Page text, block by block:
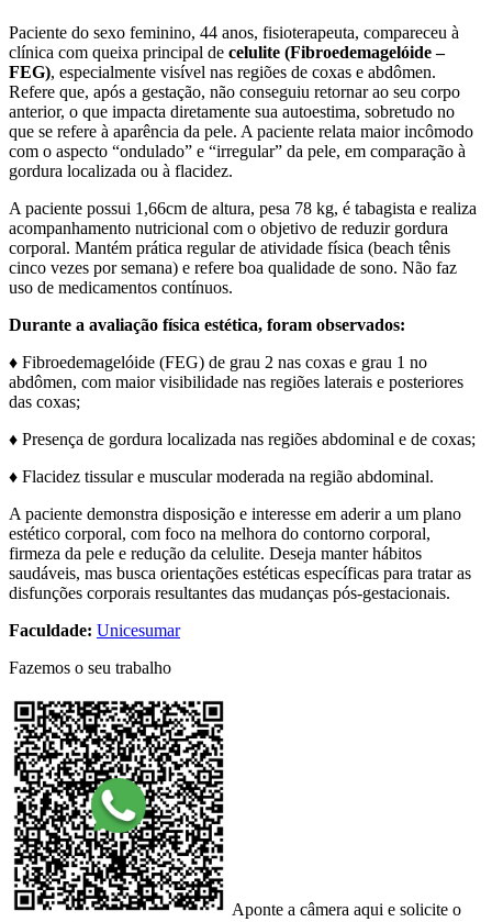
Paciente do sexo feminino, 44 anos, fisioterapeuta, compareceu à
clínica com queixa principal de celulite (Fibroedemagelóide –
FEG), especialmente visível nas regiões de coxas e abdômen.
Refere que, após a gestação, não conseguiu retornar ao seu corpo
anterior, o que impacta diretamente sua autoestima, sobretudo no
que se refere à aparência da pele. A paciente relata maior incômodo
com o aspecto “ondulado” e “irregular” da pele, em comparação à
gordura localizada ou à flacidez.
A paciente possui 1,66cm de altura, pesa 78 kg, é tabagista e realiza
acompanhamento nutricional com o objetivo de reduzir gordura
corporal. Mantém prática regular de atividade física (beach tênis
cinco vezes por semana) e refere boa qualidade de sono. Não faz
uso de medicamentos contínuos.
Durante a avaliação física estética, foram observados:
♦ Fibroedemagelóide (FEG) de grau 2 nas coxas e grau 1 no
abdômen, com maior visibilidade nas regiões laterais e posteriores
das coxas;
♦ Presença de gordura localizada nas regiões abdominal e de coxas;
♦ Flacidez tissular e muscular moderada na região abdominal.
A paciente demonstra disposição e interesse em aderir a um plano
estético corporal, com foco na melhora do contorno corporal,
firmeza da pele e redução da celulite. Deseja manter hábitos
saudáveis, mas busca orientações estéticas específicas para tratar as
disfunções corporais resultantes das mudanças pós-gestacionais.
Faculdade: Unicesumar
Fazemos o seu trabalho
Aponte a câmera aqui e solicite o